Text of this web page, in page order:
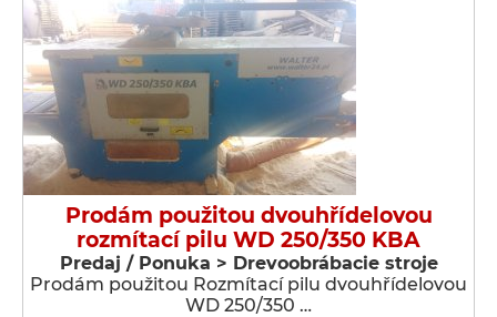
Prodám použitou dvouhřídelovou
rozmítací pilu WD 250/350 KBA
Predaj / Ponuka > Drevoobrábacie stroje
Prodám použitou Rozmítací pilu dvouhřídelovou
WD 250/350 …